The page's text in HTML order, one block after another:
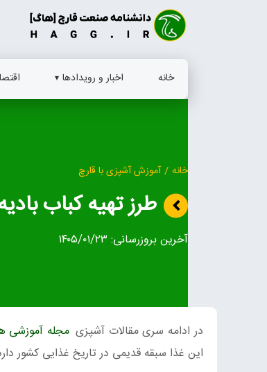
خانه اخبار و رویدادها
خانه / آموزش آشپزی با قارچ
طرز تهیه کباب
آخرین بروزرسانی: ۱۴۰۵/۰۱/۲۳
در ادامه سری مقالات آشپزی مجله آموزشی
این غذا سبقه قدیمی در تاریخ غذایی کشور